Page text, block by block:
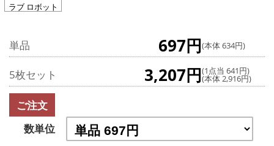
ラブ ロボット
単品 697円(本体 634円)
5枚セット 3,207円(1点当 641円)
(本体 2,916円)
ご注文
数単位